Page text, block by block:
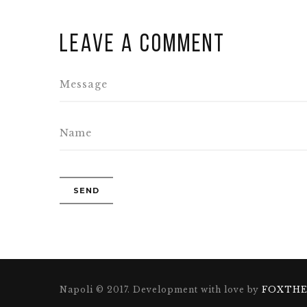
Leave a comment
Napoli © 2017. Development with love by